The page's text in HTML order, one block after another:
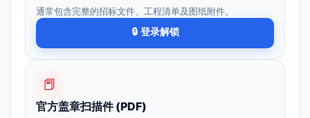
通常包含完整的招标文件、工程清单及图纸附件。
🔒 登录解锁
📕
官方盖章扫描件 (PDF)